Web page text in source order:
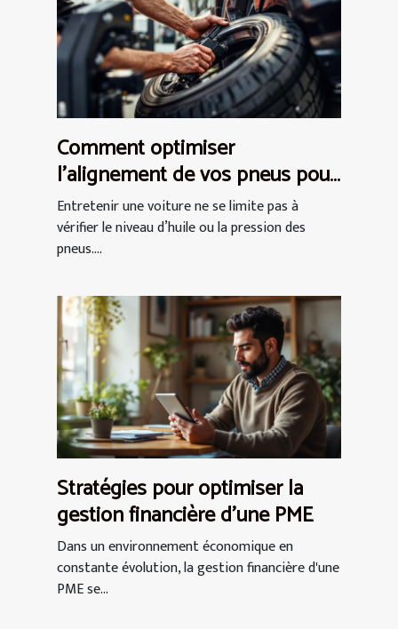
Comment optimiser
l'alignement de vos pneus pour
économiser du carburant ?
Entretenir une voiture ne se limite pas à
vérifier le niveau d’huile ou la pression des
pneus....
Stratégies pour optimiser la
gestion financière d'une PME
Dans un environnement économique en
constante évolution, la gestion financière d'une
PME se...